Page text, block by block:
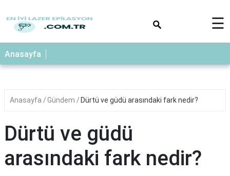
☰
Anasayfa
Anasayfa Gündem Dürtü ve güdü arasındaki fark nedir?
Dürtü ve güdü
arasındaki fark nedir?